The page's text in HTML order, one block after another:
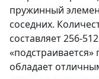
пружинный
соседних.
составляет 256-
обладает